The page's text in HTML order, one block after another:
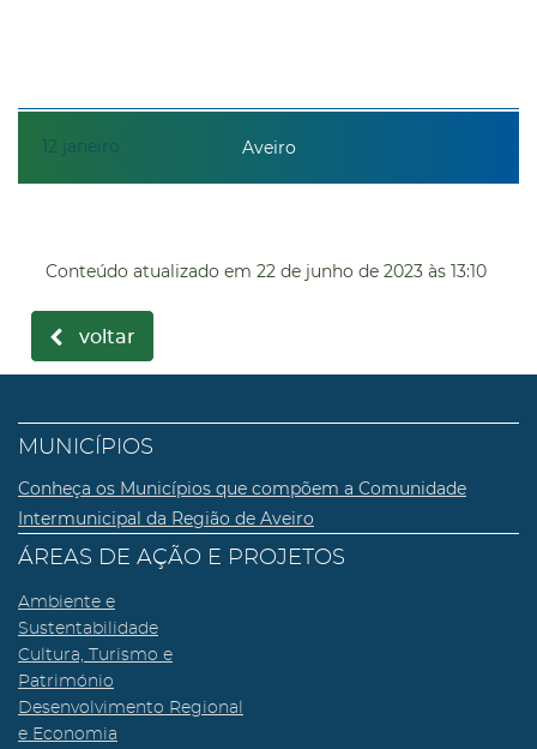
12 janeiro Aveiro
Conteúdo atualizado em 22 de junho de 2023 às 13:10
voltar
MUNICÍPIOS
Conheça os Municípios que compõem a Comunidade
Intermunicipal da Região de Aveiro
ÁREAS DE AÇÃO E PROJETOS
Ambiente e
Sustentabilidade
Cultura, Turismo e
Património
Desenvolvimento Regional
e Economia